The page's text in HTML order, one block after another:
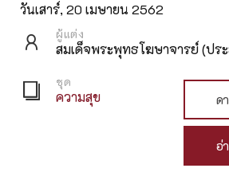
วันเสาร์, 20 เมษายน 2562
ผู้แต่ง
สมเด็จพระพุทธโฆษาจารย์ (ปร
ชุด
ความสุข ด
อ่